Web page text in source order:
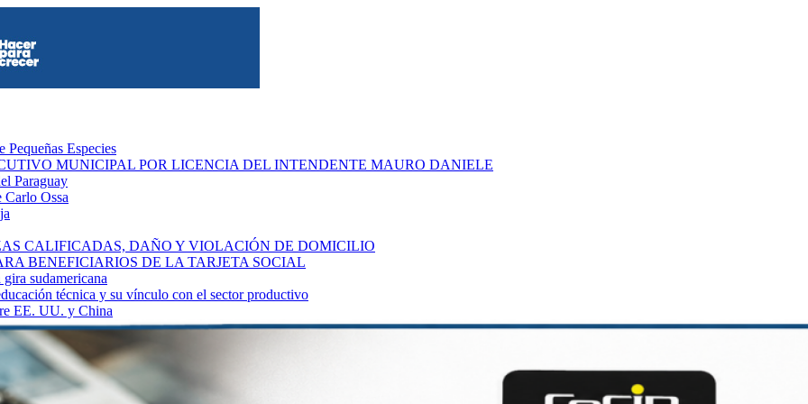
Especies
MUNICIPAL POR LICENCIA DEL INTENDENTE MAURO DANIELE
Paraguay
Ossa
CALIFICADAS, DAÑO Y VIOLACIÓN DE DOMICILIO
BENEFICIARIOS DE LA TARJETA SOCIAL
sudamericana
técnica y su vínculo con el sector productivo
EE. UU. y China